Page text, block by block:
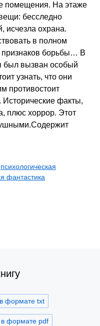
помещения. На этаже
бесследно
исчезла охрана.
в полном
признаков борьбы… В
был вызван особый
узнать, что они
противостоит
факты,
плюс хоррор. Этот
психологическая
фантастика
в формате txt
в формате pdf